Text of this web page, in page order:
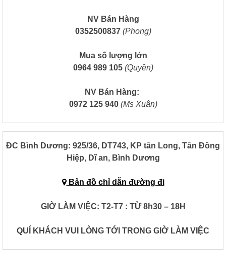
NV Bán Hàng
0352500837 (Phong)
Mua số lượng lớn
0964 989 105 (Quyền)
NV Bán Hàng:
0972 125 940 (Ms Xuân)
ĐC Bình Dương: 925/36, DT743, KP tân Long, Tân Đông
Hiệp, Dĩ an, Bình Dương
Bản đồ chỉ dẫn đường đi
GIỜ LÀM VIỆC: T2-T7 : TỪ 8h30 – 18H
QUÍ KHÁCH VUI LÒNG TỚI TRONG GIỜ LÀM VIỆC